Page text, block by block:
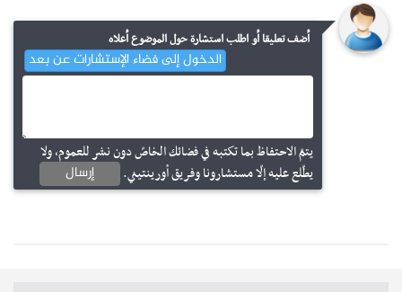
أضف تعليقا أو اطلب استشارة حول الموضوع أعلاه
الدخول إلى فضاء الإستشارات عن بعد
يتمّ الاحتفاظ بما تكتبه في فضائك الخاصّ دون نشر للعموم، ولا
يطّلع عليه إلّا مستشارونا وفريق أورينتيني.
إرسال